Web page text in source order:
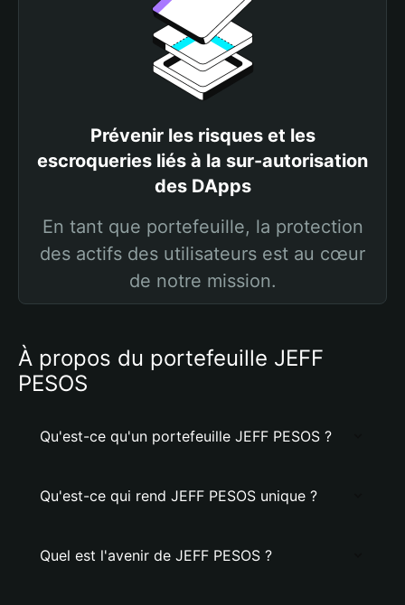
Prévenir les risques et les
escroqueries liés à la sur-autorisation
des DApps
En tant que portefeuille, la protection
des actifs des utilisateurs est au cœur
de notre mission.
À propos du portefeuille JEFF
PESOS
Qu'est-ce qu'un portefeuille JEFF PESOS ?
Qu'est-ce qui rend JEFF PESOS unique ?
Quel est l'avenir de JEFF PESOS ?